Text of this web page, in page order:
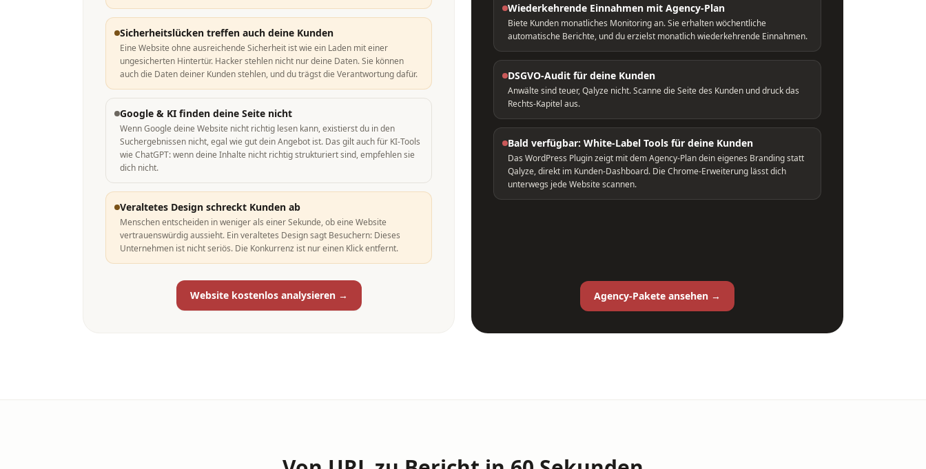
Sicherheitslücken treffen auch deine Kunden
Eine Website ohne ausreichende Sicherheit ist wie ein Laden mit einer
ungesicherten Hintertür. Hacker stehlen nicht nur deine Daten. Sie können
auch die Daten deiner Kunden stehlen, und du trägst die Verantwortung dafür.
Google & KI finden deine Seite nicht
Wenn Google deine Website nicht richtig lesen kann, existierst du in den
Suchergebnissen nicht, egal wie gut dein Angebot ist. Das gilt auch für KI-Tools
wie ChatGPT: wenn deine Inhalte nicht richtig strukturiert sind, empfehlen sie
dich nicht.
Veraltetes Design schreckt Kunden ab
Menschen entscheiden in weniger als einer Sekunde, ob eine Website
vertrauenswürdig aussieht. Ein veraltetes Design sagt Besuchern: Dieses
Unternehmen ist nicht seriös. Die Konkurrenz ist nur einen Klick entfernt.
Website kostenlos analysieren →
Wiederkehrende Einnahmen mit Agency-Plan
Biete Kunden monatliches Monitoring an. Sie erhalten wöchentliche
automatische Berichte, und du erzielst monatlich wiederkehrende Einnahmen.
DSGVO-Audit für deine Kunden
Anwälte sind teuer, Qalyze nicht. Scanne die Seite des Kunden und druck das
Rechts-Kapitel aus.
Bald verfügbar: White-Label Tools für deine Kunden
Das WordPress Plugin zeigt mit dem Agency-Plan dein eigenes Branding statt
Qalyze, direkt im Kunden-Dashboard. Die Chrome-Erweiterung lässt dich
unterwegs jede Website scannen.
Agency-Pakete ansehen →